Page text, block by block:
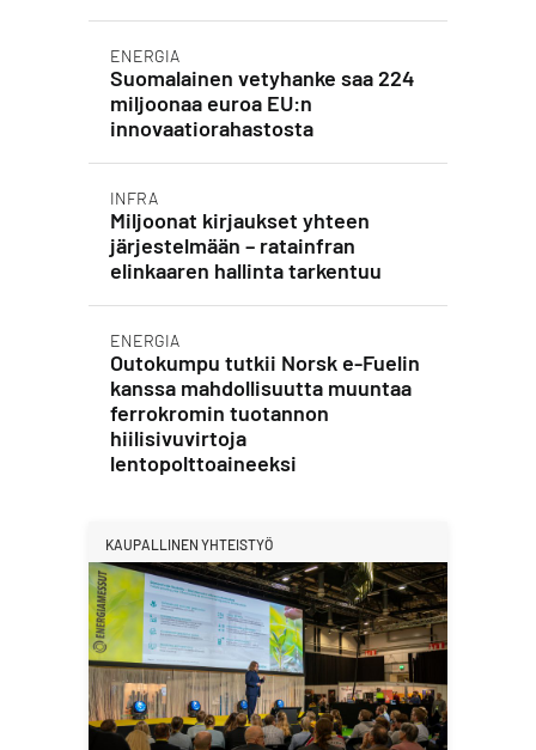
ENERGIA
Suomalainen vetyhanke saa 224
miljoonaa euroa EU:n
innovaatiorahastosta
INFRA
Miljoonat kirjaukset yhteen
järjestelmään – ratainfran
elinkaaren hallinta tarkentuu
ENERGIA
Outokumpu tutkii Norsk e-Fuelin
kanssa mahdollisuutta muuntaa
ferrokromin tuotannon
hiilisivuvirtoja
lentopolttoaineeksi
KAUPALLINEN YHTEISTYÖ